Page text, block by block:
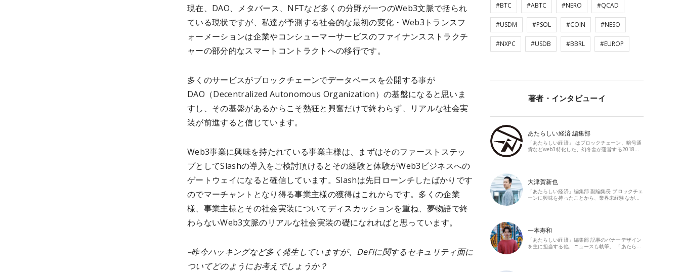
現在、DAO、メタバース、NFTなど多くの分野が一つのWeb3文脈で括られ
ている現状ですが、私達が予測する社会的な最初の変化・Web3トランスフ
ォーメーションは企業やコンシューマーサービスのファイナンスストラクチ
ャーの部分的なスマートコントラクトへの移行です。
多くのサービスがブロックチェーンでデータベースを公開する事が
DAO（Decentralized Autonomous Organization）の基盤になると思いま
すし、その基盤があるからこそ熱狂と興奮だけで終わらず、リアルな社会実
装が前進すると信じています。
Web3事業に興味を持たれている事業主様は、まずはそのファーストステッ
プとしてSlashの導入をご検討頂けるとその経験と体験がWeb3ビジネスへの
ゲートウェイになると確信しています。Slashは先日ローンチしたばかりです
のでマーチャントとなり得る事業主様の獲得はこれからです。多くの企業
様、事業主様とその社会実装についてディスカッションを重ね、夢物語で終
わらないWeb3文脈のリアルな社会実装の礎になれればと思っています。
–昨今ハッキングなど多く発生していますが、DeFiに関するセキュリティ面に
ついてどのようにお考えでしょうか？
#BTC #ABTC #NERO #QCAD
#USDM #PSOL #COIN #NESO
#NXPC #USDB #BBRL #EUROP
著者・インタビューイ
あたらしい経済 編集部
「あたらしい経済」 はブロックチェーン、暗号通
貨などweb3特化した、幻冬舎が運営する2018…
大津賀新也
「あたらしい経済」編集部 副編集長 ブロックチェ
ーンに興味を持ったことから、業界未経験なが…
一本寿和
「あたらしい経済」編集部 記事のバナーデザイン
を主に担当する他、ニュースも執筆。 「あたら…